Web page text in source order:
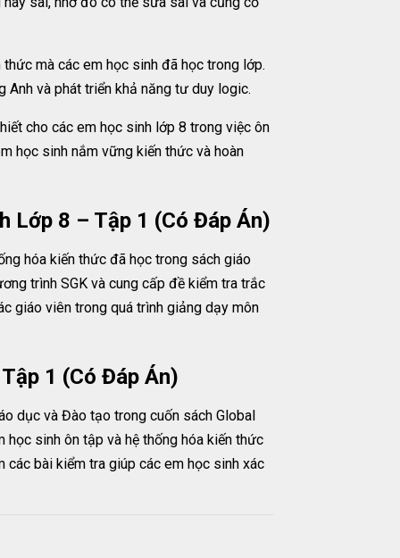
mà các em học sinh đã học trong lớp.
Anh và phát triển khả năng tư duy logic.
cho các em học sinh lớp 8 trong việc ôn
học sinh nắm vững kiến thức và hoàn
Lớp 8 – Tập 1 (Có Đáp Án)
hóa kiến thức đã học trong sách giáo
trình SGK và cung cấp đề kiểm tra trắc
giáo viên trong quá trình giảng dạy môn
1 (Có Đáp Án)
dục và Đào tạo trong cuốn sách Global
học sinh ôn tập và hệ thống hóa kiến thức
các bài kiểm tra giúp các em học sinh xác